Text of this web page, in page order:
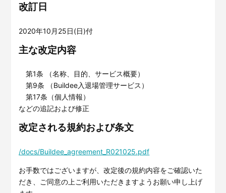
施工管理業務の標準化と
ウ継承を支援するサービスで
サービスサイトを見る
改訂日
2020年10月25日(日)付
主な改定内容
第1条 （名称、目的、サービス概要）
第9条 （Buildee入退場管理サービス）
第17条（個人情報）
などの追記および修正
改定される規約および条文
/docs/Buildee_agreement_R021025.pdf
お手数ではございますが、改定後の規約内容をご確認いた
だき、ご同意の上ご利用いただきますようお願い申し上げ